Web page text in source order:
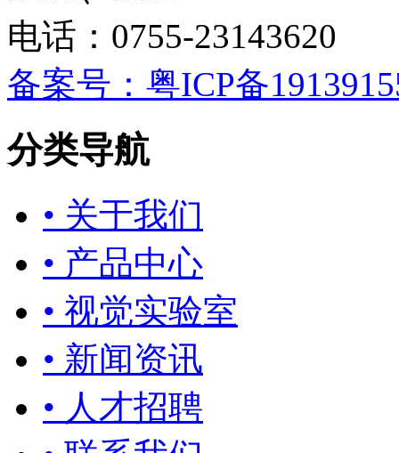
电话：0755-23143620
备案号：粤ICP备
分类导航
• 关于我们
• 产品中心
• 视觉实验室
• 新闻资讯
• 人才招聘